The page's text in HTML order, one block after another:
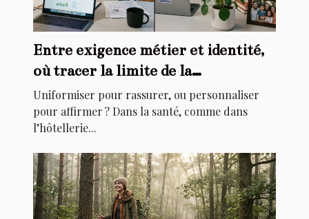
Entre exigence métier et identité,
où tracer la limite de la
personnalisation ?
Uniformiser pour rassurer, ou personnaliser
pour affirmer ? Dans la santé, comme dans
l’hôtellerie...